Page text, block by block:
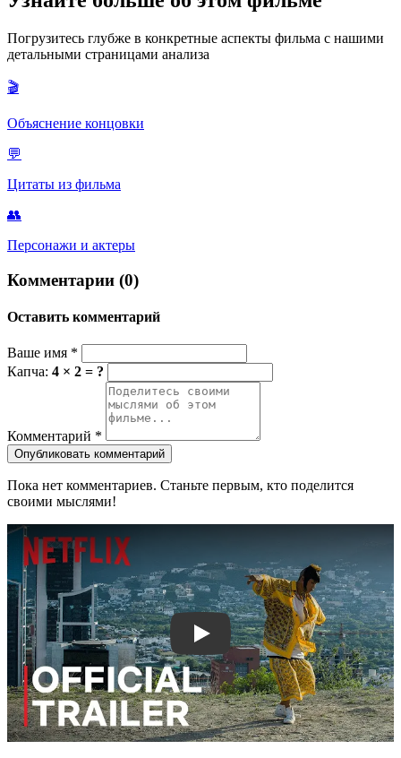
возвращается в Монтеррей, но обнаруживает, что его дом и
отрезает волосы, символически прощаясь со своим прошлым.
Его будущее остается неизвестным, но ясно, что он глубоко
городе.
Погрузитесь глубже в конкретные аспекты фильма с нашими
детальными страницами анализа
🎬
Объяснение концовки
💬
Цитаты из фильма
👥
Персонажи и актеры
Комментарии (0)
Оставить комментарий
Ваше имя *
Капча: 4 × 2 = ?
Комментарий *
Опубликовать комментарий
Пока нет комментариев. Станьте первым, кто поделится
своими мыслями!
Смотреть трейлер